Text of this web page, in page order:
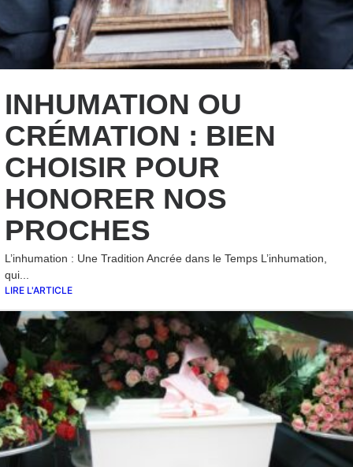
INHUMATION OU
CRÉMATION : BIEN
CHOISIR POUR
HONORER NOS
PROCHES
L’inhumation : Une Tradition Ancrée dans le Temps L’inhumation,
qui...
LIRE L'ARTICLE